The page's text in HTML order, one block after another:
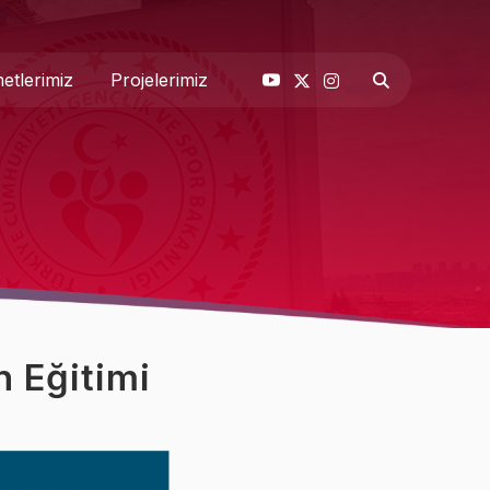
Projelerimiz
Eğitimi